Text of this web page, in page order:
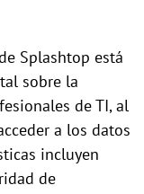
Splashtop está
sobre la
de TI, al
a los datos
incluyen
de